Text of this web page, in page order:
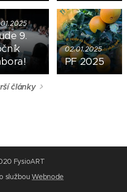
9.
02.01.2025
PF 2025
články
FysioART
službouWebnode